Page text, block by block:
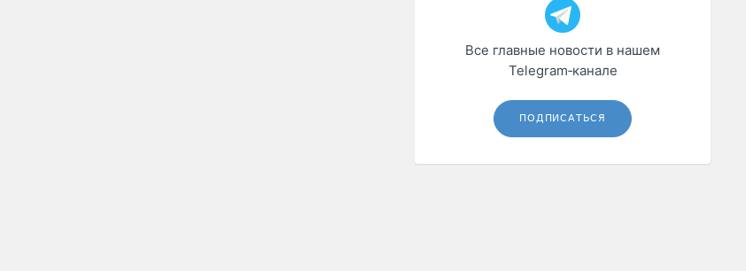
Все главные новости в нашем
Telegram‑канале
ПОДПИСАТЬСЯ